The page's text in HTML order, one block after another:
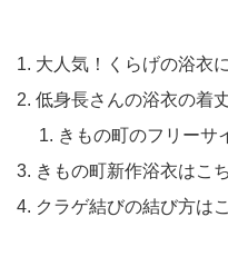
大人気！くらげの浴衣
低身長さんの浴衣の着
きもの町のフリーサ
きもの町新作浴衣はこ
クラゲ結びの結び方は